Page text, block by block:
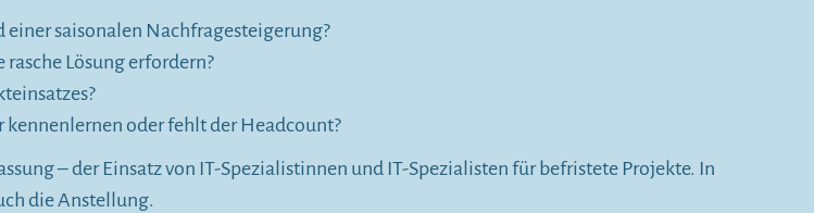
saisonalen Nachfragesteigerung?
Lösung erfordern?
oder fehlt der Headcount?
– der Einsatz von IT-Spezialistinnen und IT-Spezialisten für befristete Projekte. In
die Anstellung.